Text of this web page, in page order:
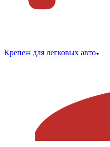
Крепеж для легковых авто